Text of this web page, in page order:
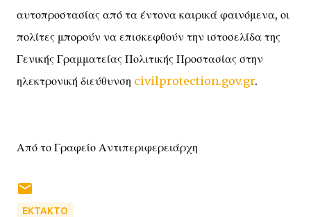
αυτοπροστασίας από τα έντονα καιρικά φαινόμενα, οι
πολίτες μπορούν να επισκεφθούν την ιστοσελίδα της
Γενικής Γραμματείας Πολιτικής Προστασίας στην
ηλεκτρονική διεύθυνση civilprotection.gov.gr.
Από το Γραφείο Αντιπεριφερειάρχη
EKTAKTO